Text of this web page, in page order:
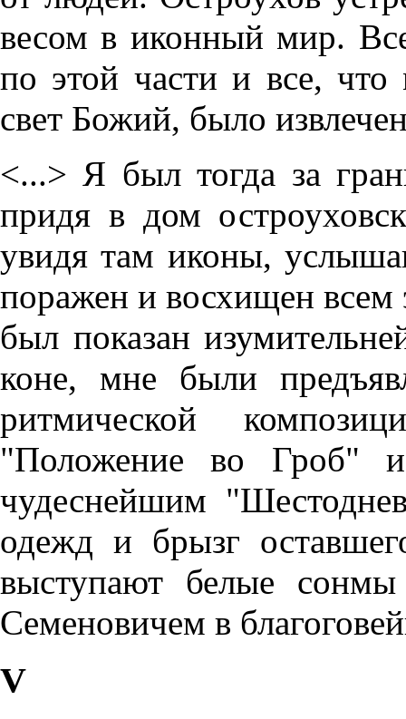
весом в иконный мир.
по этой части и все,
свет Божий, было
<...> Я был тогда за
придя в дом
увидя там иконы,
поражен и восхищен
был показан
коне, мне были
ритмической
"Положение во Гроб"
чудеснейшим
одежд и брызг
выступают белые
Семеновичем в
V